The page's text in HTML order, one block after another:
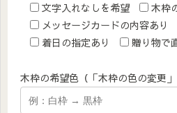
文字入れなしを希望
木枠
メッセージカードの内容あり
着日の指定あり
贈り物で
木枠の希望色（「木枠の色の変更」